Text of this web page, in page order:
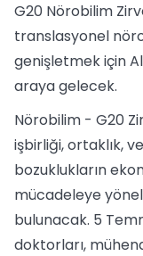
G20 Nörobilim
translasyonel
genişletmek için
araya gelecek.
Nörobilim - G20
işbirliği, ortaklık,
bozuklukların
mücadeleye
bulunacak. 5
doktorları,